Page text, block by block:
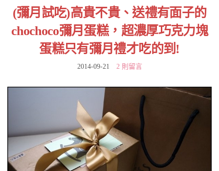
(彌月試吃)高貴不貴、送禮有面子的
chochoco彌月蛋糕，超濃厚巧克力塊
蛋糕只有彌月禮才吃的到!
2014-09-21 2 則留言